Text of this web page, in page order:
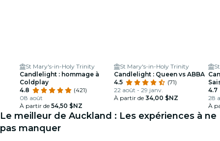
St Mary's-in-Holy Trinity
Candlelight : hommage à
Coldplay
4.8
(421)
08 août
À partir de 54,50 $NZ
St Mary's-in-Holy Trinity
Candlelight : Queen vs ABBA
4.5
(71)
22 août - 29 janv.
À partir de 34,00 $NZ
4.7
28
À
Le meilleur de Auckland : Les expériences à ne
pas manquer